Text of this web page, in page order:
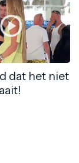
dat het niet